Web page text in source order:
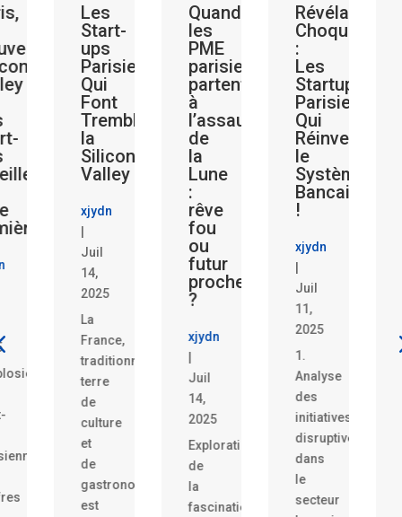
Les
Start-
ups
Parisiennes
Qui
Font
Trembler
la
Silicon
Valley
xjydn
|
Juil
14,
2025
La
France,
traditionnellement
terre
de
culture
et
de
gastronomie,
est
Quand
les
PME
parisiennes
partent
à
l’assaut
de
la
Lune
:
rêve
fou
ou
futur
proche
?
xjydn
|
Juil
14,
2025
Exploration
de
la
fascination
Révélations
Choquantes
:
Les
Startups
Parisiennes
Qui
Réinventent
le
Système
Bancaire
!
xjydn
|
Juil
11,
2025
1.
Analyse
des
initiatives
disruptives
dans
le
secteur